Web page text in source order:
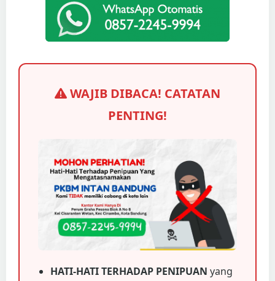
WAJIB DIBACA! CATATAN
PENTING!
HATI-HATI TERHADAP PENIPUAN yang